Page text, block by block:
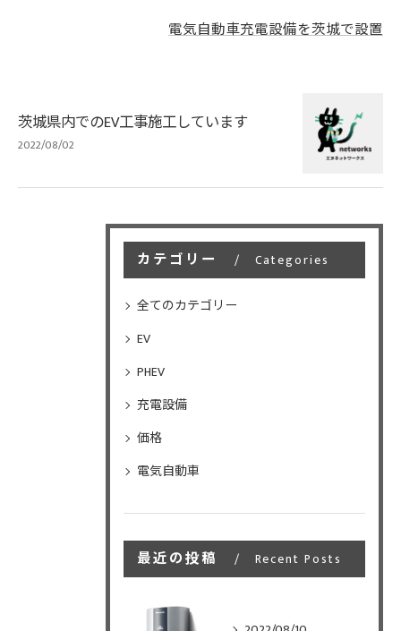
電気自動車充電設備を茨城で設置
茨城県内でのEV工事施工しています
2022/08/02
カテゴリー Categories
全てのカテゴリー
EV
PHEV
充電設備
価格
電気自動車
最近の投稿 Recent Posts